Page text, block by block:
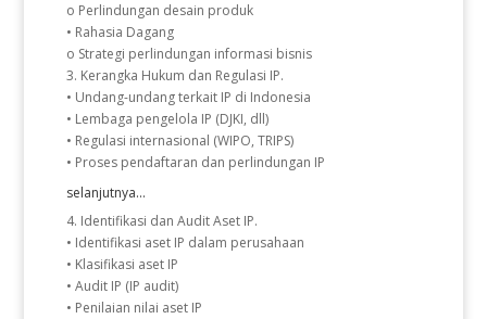
o Perlindungan desain produk
• Rahasia Dagang
o Strategi perlindungan informasi bisnis
3. Kerangka Hukum dan Regulasi IP.
• Undang-undang terkait IP di Indonesia
• Lembaga pengelola IP (DJKI, dll)
• Regulasi internasional (WIPO, TRIPS)
• Proses pendaftaran dan perlindungan IP
selanjutnya...
4. Identifikasi dan Audit Aset IP.
• Identifikasi aset IP dalam perusahaan
• Klasifikasi aset IP
• Audit IP (IP audit)
• Penilaian nilai aset IP